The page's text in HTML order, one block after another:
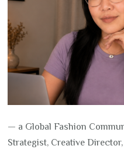
— a Global Fashion
Strategist, Creative